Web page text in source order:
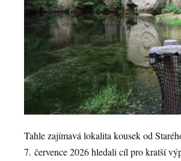
Tahle zajímavá lokalita kousek od
7. července 2026 hledali cíl pro kratší